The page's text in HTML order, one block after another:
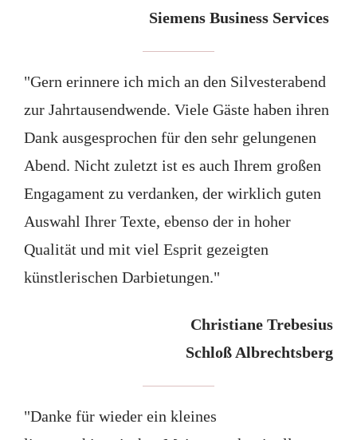
Siemens Business Services
"Gern erinnere ich mich an den Silvesterabend
zur Jahrtausendwende. Viele Gäste haben ihren
Dank ausgesprochen für den sehr gelungenen
Abend. Nicht zuletzt ist es auch Ihrem großen
Engagament zu verdanken, der wirklich guten
Auswahl Ihrer Texte, ebenso der in hoher
Qualität und mit viel Esprit gezeigten
künstlerischen Darbietungen."
Christiane Trebesius
Schloß Albrechtsberg
"Danke für wieder ein kleines